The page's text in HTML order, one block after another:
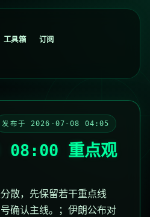
工具箱 订阅
发布于 2026-07-08 04:05
08:00 重点观
散，先保留若干重点线
确认主线。；伊朗公布对